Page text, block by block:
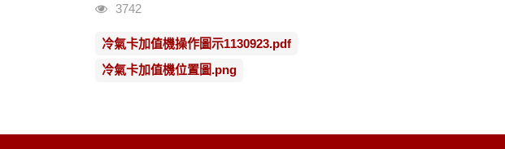
瀏覽人次
3742
冷氣卡加值機操作圖示1130923.pdf
冷氣卡加值機位置圖.png